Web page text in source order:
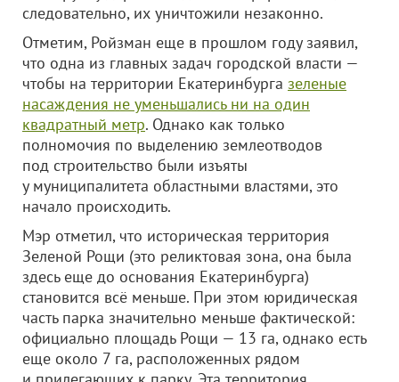
следовательно, их уничтожили незаконно.
Отметим, Ройзман еще в прошлом году заявил,
что одна из главных задач городской власти —
чтобы на территории Екатеринбурга зеленые
насаждения не уменьшались ни на один
квадратный метр. Однако как только
полномочия по выделению землеотводов
под строительство были изъяты
у муниципалитета областными властями, это
начало происходить.
Мэр отметил, что историческая территория
Зеленой Рощи (это реликтовая зона, она была
здесь еще до основания Екатеринбурга)
становится всё меньше. При этом юридическая
часть парка значительно меньше фактической:
официально площадь Рощи — 13 га, однако есть
еще около 7 га, расположенных рядом